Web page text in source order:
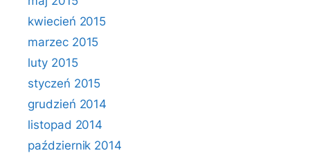
kwiecień 2015
marzec 2015
luty 2015
styczeń 2015
grudzień 2014
listopad 2014
październik 2014